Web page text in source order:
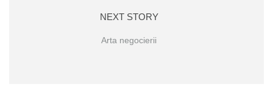
NEXT STORY
Arta negocierii